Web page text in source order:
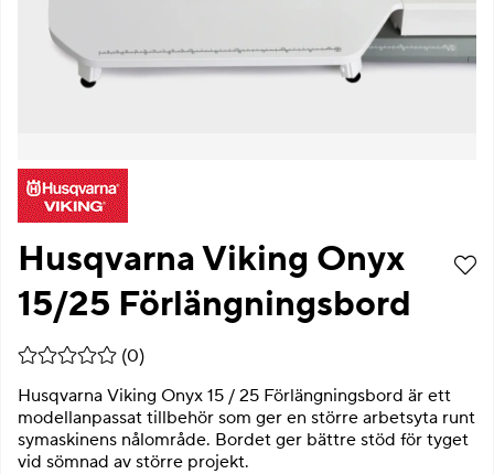
Husqvarna Viking Onyx
15/25 Förlängningsbord
Medelbetyg 0 av 5 Antal betyg 0
(0)
Husqvarna Viking Onyx 15 / 25 Förlängningsbord är ett
modellanpassat tillbehör som ger en större arbetsyta runt
symaskinens nålområde. Bordet ger bättre stöd för tyget
vid sömnad av större projekt.